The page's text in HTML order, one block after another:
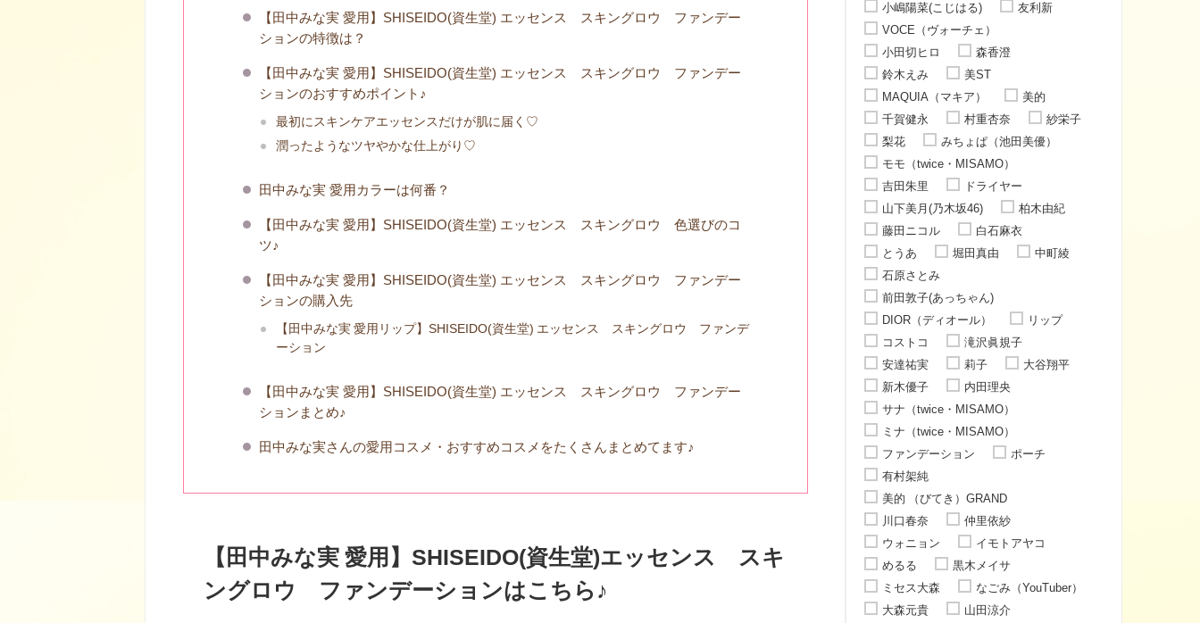
【田中みな実 愛用】SHISEIDO(資生堂) エッセンス スキングロウ ファンデー
ションの特徴は？
【田中みな実 愛用】SHISEIDO(資生堂) エッセンス スキングロウ ファンデー
ションのおすすめポイント♪
最初にスキンケアエッセンスだけが肌に届く♡
潤ったようなツヤやかな仕上がり♡
田中みな実 愛用カラーは何番？
【田中みな実 愛用】SHISEIDO(資生堂) エッセンス スキングロウ 色選びのコ
ツ♪
【田中みな実 愛用】SHISEIDO(資生堂) エッセンス スキングロウ ファンデー
ションの購入先
【田中みな実 愛用リップ】SHISEIDO(資生堂) エッセンス スキングロウ ファンデ
ーション
【田中みな実 愛用】SHISEIDO(資生堂) エッセンス スキングロウ ファンデー
ションまとめ♪
田中みな実さんの愛用コスメ・おすすめコスメをたくさんまとめてます♪
【田中みな実 愛用】SHISEIDO(資生堂)エッセンス スキ
ングロウ ファンデーションはこちら♪
小嶋陽菜(こじはる)
友利新
VOCE（ヴォーチェ）
小田切ヒロ
森香澄
鈴木えみ
美ST
MAQUIA（マキア）
美的
千賀健永
村重杏奈
紗栄子
梨花
みちょぱ（池田美優）
モモ（twice・MISAMO）
吉田朱里
ドライヤー
山下美月(乃木坂46)
柏木由紀
藤田ニコル
白石麻衣
とうあ
堀田真由
中町綾
石原さとみ
前田敦子(あっちゃん)
DIOR（ディオール）
リップ
コストコ
滝沢眞規子
安達祐実
莉子
大谷翔平
新木優子
内田理央
サナ（twice・MISAMO）
ミナ（twice・MISAMO）
ファンデーション
ポーチ
有村架純
美的 （びてき）GRAND
川口春奈
仲里依紗
ウォニョン
イモトアヤコ
めるる
黒木メイサ
ミセス大森
なごみ（YouTuber）
大森元貴
山田涼介